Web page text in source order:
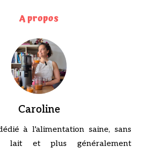
A propos
Caroline
à l'alimentation saine, sans
lait et plus généralement